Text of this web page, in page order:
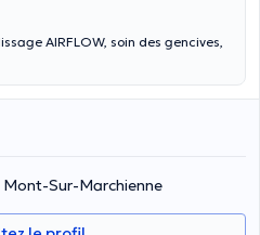
AIRFLOW, soin des gencives,
Sur-Marchienne